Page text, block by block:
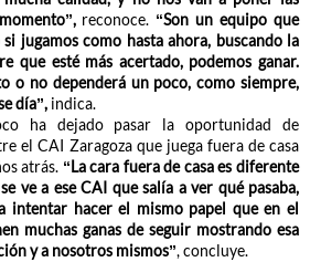
reconoce. “Son un equipo que
jugamos como hasta ahora, buscando la
que esté más acertado, podemos ganar.
o no dependerá un poco, como siempre,
día”, indica.
ha dejado pasar la oportunidad de
el CAI Zaragoza que juega fuera de casa
atrás. “La cara fuera de casa es diferente
ve a ese CAI que salía a ver qué pasaba,
intentar hacer el mismo papel que en el
muchas ganas de seguir mostrando esa
y a nosotros mismos”, concluye.